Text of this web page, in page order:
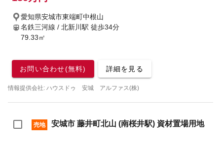
愛知県安城市東端町中根山
名鉄三河線 / 北新川駅 徒歩34分
79.33㎡
お問い合わせ(無料) 詳細を見る
情報提供会社: ハウスドゥ 安城 アルファス(株)
売地 安城市 藤井町北山 (南桜井駅) 資材置場用地